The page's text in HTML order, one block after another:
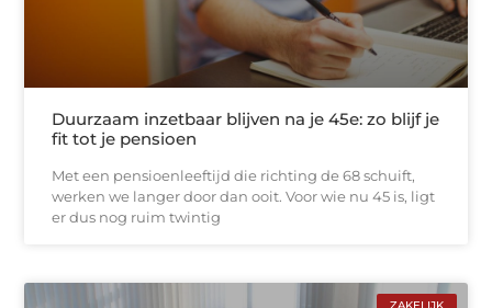
Duurzaam inzetbaar blijven na je 45e: zo blijf je
fit tot je pensioen
Met een pensioenleeftijd die richting de 68 schuift,
werken we langer door dan ooit. Voor wie nu 45 is, ligt
er dus nog ruim twintig
ZAKELIJK